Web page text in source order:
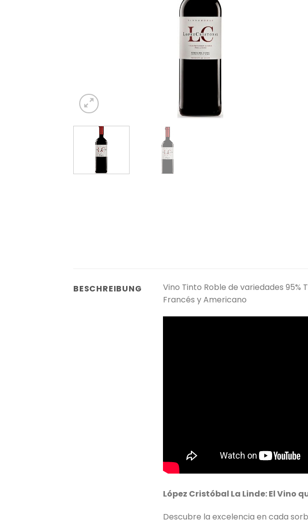
BESCHREIBUNG
Vino Tinto Roble de variedades
Francés y Americano
López Cristóbal La Linde: El Vino
Descubre la excelencia en cada